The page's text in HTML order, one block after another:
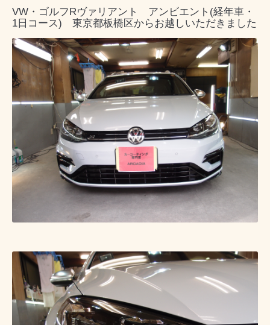
VW・ゴルフRヴァリアント アンビエント(経年車・
1日コース) 東京都板橋区からお越しいただきました